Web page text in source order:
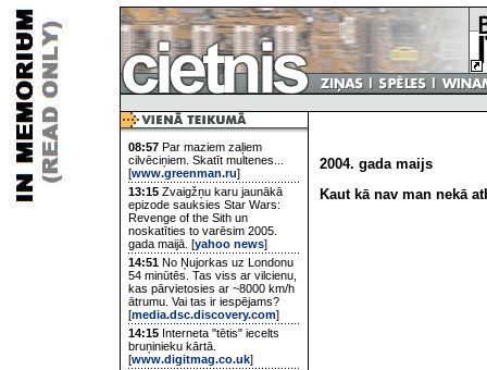
08:57 Par maziem zaļiem
cilvēciņiem. Skatīt multenes...
[www.greenman.ru]
13:15 Zvaigžņu karu jaunākā
epizode sauksies Star Wars:
Revenge of the Sith un
noskatīties to varēsim 2005.
gada maijā. [yahoo news]
14:51 No Ņujorkas uz Londonu
54 minūtēs. Tas viss ar vilcienu,
kas pārvietosies ar ~8000 km/h
ātrumu. Vai tas ir iespējams?
[media.dsc.discovery.com]
14:15 Interneta "tētis" iecelts
bruņinieku kārtā.
[www.digitmag.co.uk]
2004. gada maijs
Kaut kā nav man nekā